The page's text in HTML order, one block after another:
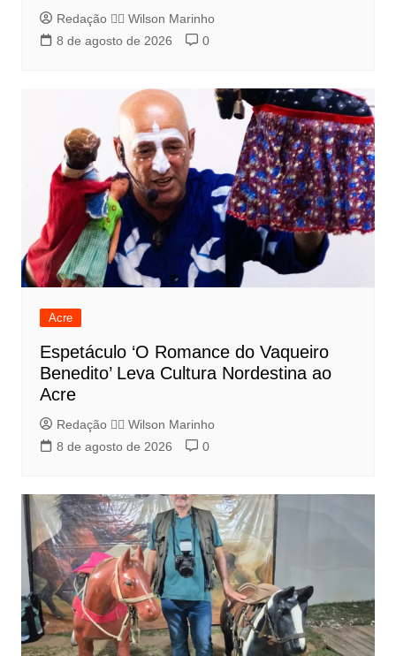
Redação 👨‍⚖️​ Wilson Marinho
8 de agosto de 2026
0
Acre
Espetáculo ‘O Romance do Vaqueiro
Benedito’ Leva Cultura Nordestina ao
Acre
Redação 👨‍⚖️​ Wilson Marinho
8 de agosto de 2026
0